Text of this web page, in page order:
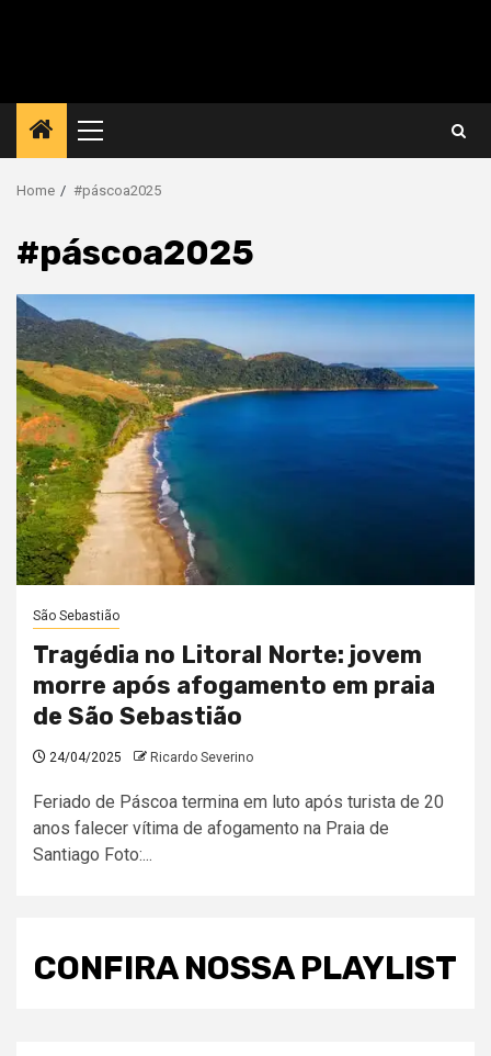
Primary
Menu
Home #páscoa2025
#páscoa2025
São Sebastião
Tragédia no Litoral Norte: jovem
morre após afogamento em praia
de São Sebastião
24/04/2025 Ricardo Severino
Feriado de Páscoa termina em luto após turista de 20
anos falecer vítima de afogamento na Praia de
Santiago Foto:...
CONFIRA NOSSA PLAYLIST